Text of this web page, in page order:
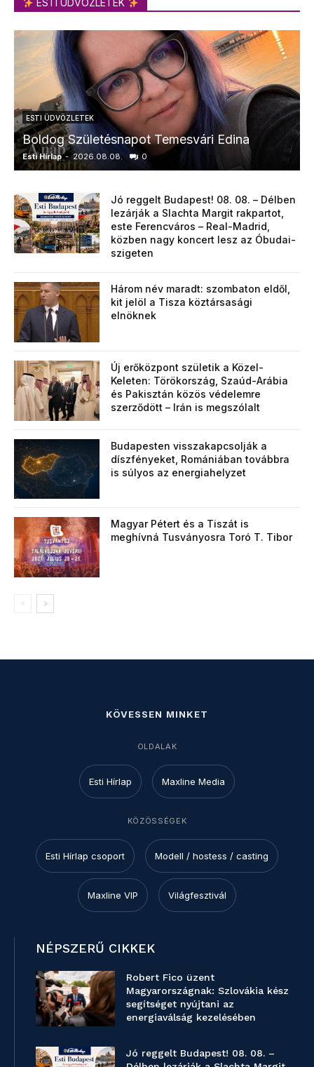
ESTI ÜDVÖZLETEK
ESTI ÜDVÖZLETEK
Boldog Születésnapot Temesvári Edina
Esti Hírlap - 2026.08.08. 0
Jó reggelt Budapest! 08. 08. – Délben
lezárják a Slachta Margit rakpartot,
este Ferencváros – Real-Madrid,
közben nagy koncert lesz az Óbudai-
szigeten
Három név maradt: szombaton eldől,
kit jelöl a Tisza köztársasági
elnöknek
Új erőközpont születik a Közel-
Keleten: Törökország, Szaúd-Arábia
és Pakisztán közös védelemre
szerződött – Irán is megszólalt
Budapesten visszakapcsolják a
díszfényeket, Romániában továbbra
is súlyos az energiahelyzet
Magyar Pétert és a Tiszát is
meghívná Tusványosra Toró T. Tibor
KÖVESSEN MINKET
OLDALAK
Esti Hírlap Maxline Media
KÖZÖSSÉGEK
Esti Hírlap csoport Modell / hostess / casting
Maxline VIP Világfesztivál
NÉPSZERŰ CIKKEK
Robert Fico üzent
Magyarországnak: Szlovákia kész
segítséget nyújtani az
energiaválság kezelésében
Jó reggelt Budapest! 08. 08. –